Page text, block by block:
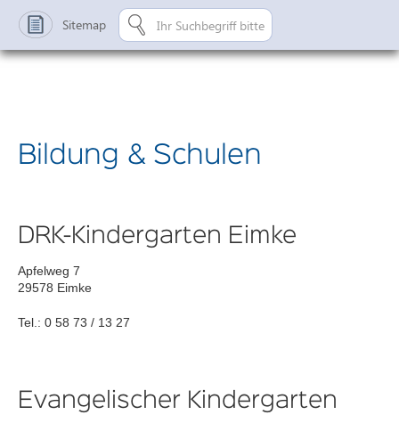
Sitemap
Bildung & Schulen
DRK-Kindergarten Eimke
Apfelweg 7
29578 Eimke
Tel.: 0 58 73 / 13 27
Evangelischer Kindergarten